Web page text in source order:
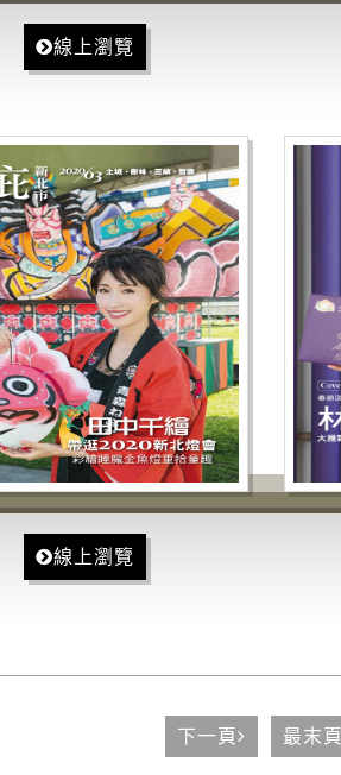
線上瀏覽
線上瀏覽
下一頁 最末頁